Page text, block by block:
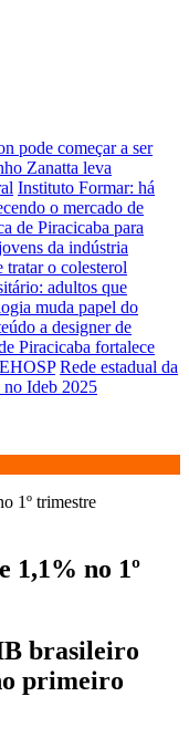
pode começar a ser
Zanatta leva
Instituto Formar: há
o mercado de
de Piracicaba para
da indústria
o colesterol
adultos que
muda papel do
a designer de
Piracicaba fortalece
Rede estadual da
no Ideb 2025
1,1% no 1º
brasileiro
primeiro